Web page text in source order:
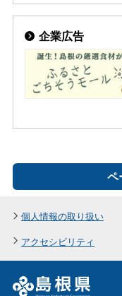
企業広告
ペ
個人情報の取り扱い
アクセシビリティ